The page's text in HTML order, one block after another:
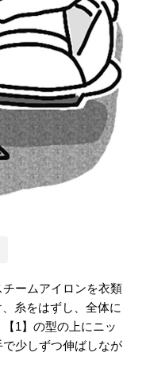
ームアイロンを衣類
糸をはずし、全体に
1】の型の上にニッ
少しずつ伸ばしなが